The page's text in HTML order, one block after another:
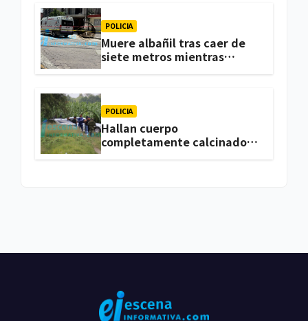
POLICIA
Muere albañil tras caer de
siete metros mientras
POLICIA
Hallan cuerpo
completamente calcinado